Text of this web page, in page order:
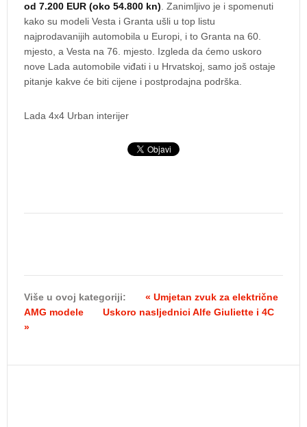
od 7.200 EUR (oko 54.800 kn). Zanimljivo je i spomenuti
kako su modeli Vesta i Granta ušli u top listu
najprodavanijih automobila u Europi, i to Granta na 60.
mjesto, a Vesta na 76. mjesto. Izgleda da ćemo uskoro
nove Lada automobile viđati i u Hrvatskoj, samo još ostaje
pitanje kakve će biti cijene i postprodajna podrška.
Lada 4x4 Urban interijer
Više u ovoj kategoriji:
« Umjetan zvuk za električne
AMG modele
Uskoro nasljednici Alfe Giuliette i 4C
»